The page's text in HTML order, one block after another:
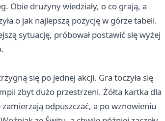
Obie drużyny wiedziały, o co grają, a
o jak najlepszą pozycję w górze tabeli.
sytuację, próbował postawić się wyżej
się po jednej akcji. Gra toczyła się
zbyt dużo przestrzeni. Żółta kartka dla
odpuszczać, a po wznowieniu